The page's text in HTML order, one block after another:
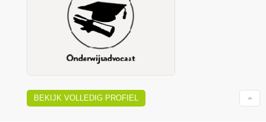
BEKIJK VOLLEDIG PROFIEL